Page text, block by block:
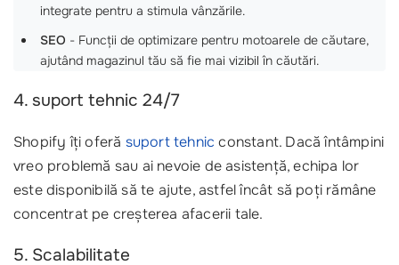
integrate pentru a stimula vânzările.
SEO - Funcții de optimizare pentru motoarele de căutare,
ajutând magazinul tău să fie mai vizibil în căutări.
4. suport tehnic 24/7
Shopify îți oferă suport tehnic constant. Dacă întâmpini
vreo problemă sau ai nevoie de asistență, echipa lor
este disponibilă să te ajute, astfel încât să poți rămâne
concentrat pe creșterea afacerii tale.
5. Scalabilitate